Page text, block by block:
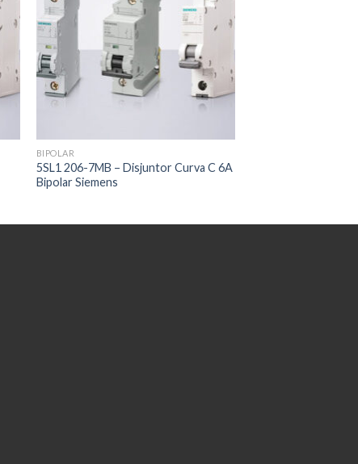
BIPOLAR
5SL1 206-7MB – Disjuntor Curva C 6A
Bipolar Siemens